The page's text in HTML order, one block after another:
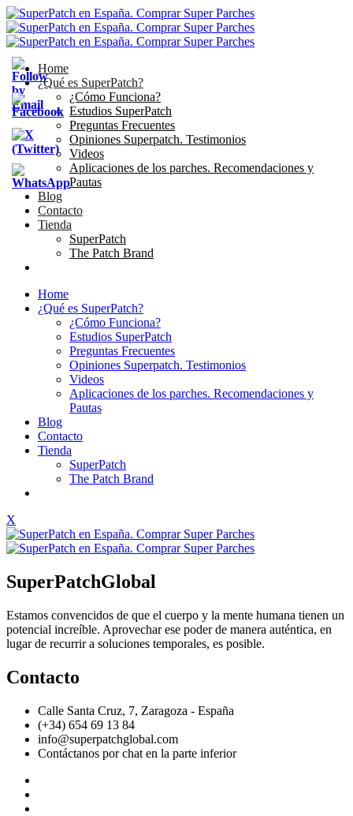
Home
¿Qué es SuperPatch?
¿Cómo Funciona?
Estudios SuperPatch
Preguntas Frecuentes
Opiniones Superpatch. Testimonios
Videos
Aplicaciones de los parches. Recomendaciones y
Pautas
Blog
Contacto
Tienda
SuperPatch
The Patch Brand
Home
¿Qué es SuperPatch?
¿Cómo Funciona?
Estudios SuperPatch
Preguntas Frecuentes
Opiniones Superpatch. Testimonios
Videos
Aplicaciones de los parches. Recomendaciones y
Pautas
Blog
Contacto
Tienda
SuperPatch
The Patch Brand
X
SuperPatchGlobal
Estamos convencidos de que el cuerpo y la mente humana tienen un
potencial increíble. Aprovechar ese poder de manera auténtica, en
lugar de recurrir a soluciones temporales, es posible.
Contacto
Calle Santa Cruz, 7, Zaragoza - España
(+34) 654 69 13 84
info@superpatchglobal.com
Contáctanos por chat en la parte inferior